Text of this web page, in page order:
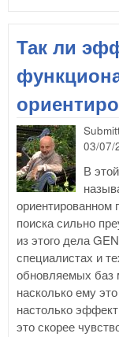
Так ли
03/07/
В
ориентированном
поиска сильно
из этого дела
специалистах и
обновляемых баз
насколько ему
настолько
это скорее